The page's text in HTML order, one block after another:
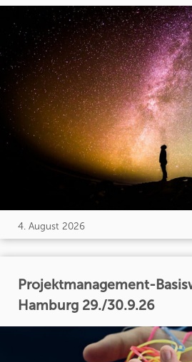
4. August 2026
Projektmanagement-
Hamburg 29./30.9.26